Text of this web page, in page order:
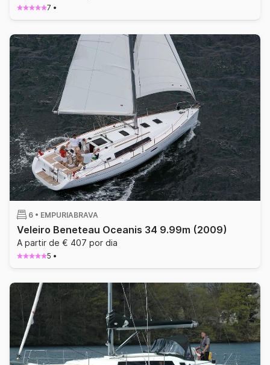
7 •
6 • EMPURIABRAVA
Veleiro Beneteau Oceanis 34 9.99m (2009)
A partir de € 407 por dia
5 •